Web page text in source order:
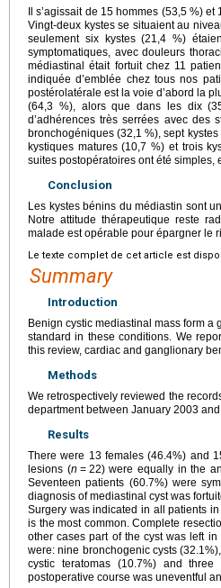
Il s’agissait de 15 hommes (53,5 %)
Vingt-deux kystes se situaient au
seulement six kystes (21,4 %)
symptomatiques, avec douleurs
médiastinal était fortuit chez 11
indiquée d’emblée chez tous nos
postérolatérale est la voie d’abord la
(64,3 %), alors que dans les dix
d’adhérences très serrées avec des
bronchogéniques (32,1 %), sept
kystiques matures (10,7 %) et trois
suites postopératoires ont été simples,
Conclusion
Les kystes bénins du médiastin sont
Notre attitude thérapeutique reste
malade est opérable pour épargner le
Le texte complet de cet article est
Summary
Introduction
Benign cystic mediastinal mass form
standard in these conditions. We
this review, cardiac and ganglionary
Methods
We retrospectively reviewed the
department between January 2003
Results
There were 13 females (46.4%) and
lesions (n = 22) were equally in the
Seventeen patients (60.7%) were
diagnosis of mediastinal cyst was
Surgery was indicated in all patients
is the most common. Complete
other cases part of the cyst was left
were: nine bronchogenic cysts
cystic teratomas (10.7%) and
postoperative course was uneventful